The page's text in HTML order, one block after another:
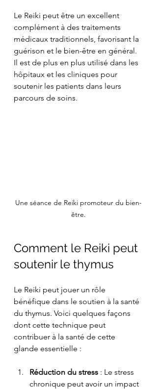
Le Reiki peut être un excellent
complément à des traitements
médicaux traditionnels, favorisant la
guérison et le bien-être en général.
Il est de plus en plus utilisé dans les
hôpitaux et les cliniques pour
soutenir les patients dans leurs
parcours de soins.
Une séance de Reiki promoteur du bien-
être.
Comment le Reiki peut
soutenir le thymus
Le Reiki peut jouer un rôle
bénéfique dans le soutien à la santé
du thymus. Voici quelques façons
dont cette technique peut
contribuer à la santé de cette
glande essentielle :
Réduction du stress : Le stress
chronique peut avoir un impact